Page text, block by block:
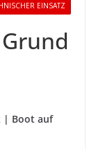
EINSATZ
| Boot auf